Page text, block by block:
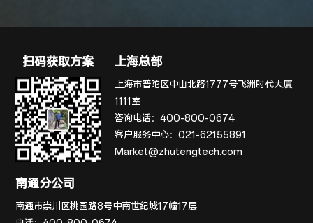
扫码获取方案 上海总部
上海市普陀区中山北路1777号飞洲时代大厦
1111室
咨询电话：400-800-0674
客户服务中心：021-62155891
Market@zhutengtech.com
南通分公司
南通市崇川区桃园路8号中南世纪城17幢17层